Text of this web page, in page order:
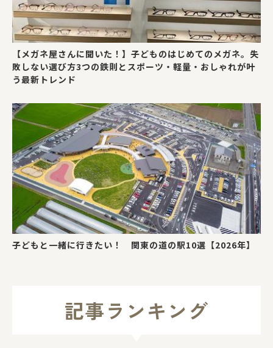
【メガネ屋さんに聞いた！】子どものはじめてのメガネ。失
敗しない選び方3つの鉄則とスポーツ・軽量・おしゃれが叶
う最新トレンド
子どもと一緒に行きたい！ 関東の道の駅10選【2026年】
記事ランキング